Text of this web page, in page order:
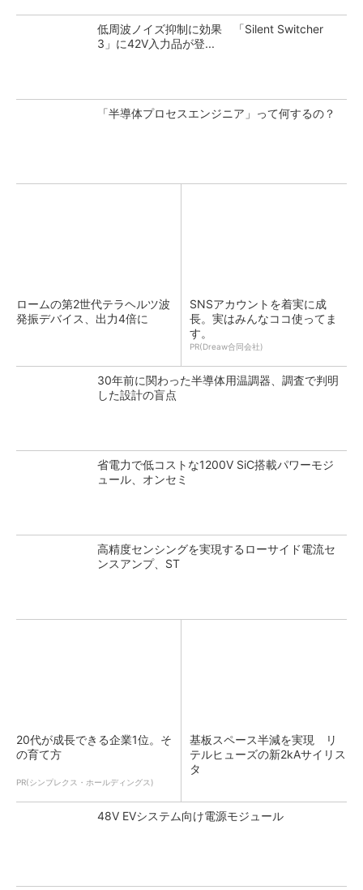
低周波ノイズ抑制に効果 「Silent Switcher
3」に42V入力品が登...
「半導体プロセスエンジニア」って何するの？
ロームの第2世代テラヘルツ波
発振デバイス、出力4倍に
SNSアカウントを着実に成
長。実はみんなココ使ってま
す。
PR(Dreaw合同会社)
30年前に関わった半導体用温調器、調査で判明
した設計の盲点
省電力で低コストな1200V SiC搭載パワーモジ
ュール、オンセミ
高精度センシングを実現するローサイド電流セ
ンスアンプ、ST
20代が成長できる企業1位。そ
の育て方
PR(シンプレクス・ホールディングス)
基板スペース半減を実現 リ
テルヒューズの新2kAサイリス
タ
48V EVシステム向け電源モジュール